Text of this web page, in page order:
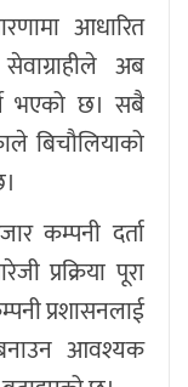
आधारित
अब
भएको छ। सबै
बिचौलियाको
कम्पनी दर्ता
प्रक्रिया पूरा
प्रशासनलाई
बनाउन आवश्यक